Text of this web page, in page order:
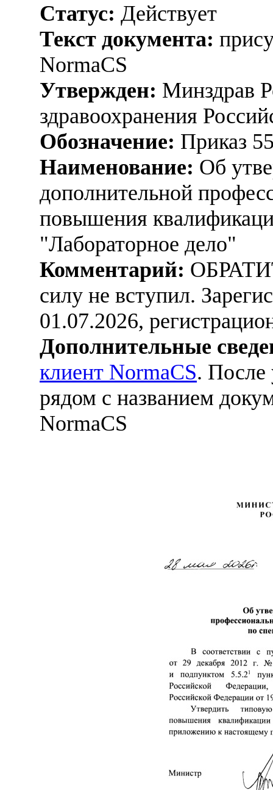
Статус: Действует
Текст документа:
NormaCS
Утвержден: Минздрав
здравоохранения
Обозначение: Приказ
Наименование: Об
дополнительной
повышения
"Лабораторное дело"
Комментарий:
силу не вступил.
01.07.2026,
Дополнительные
клиент NormaCS. После
рядом с названием
NormaCS